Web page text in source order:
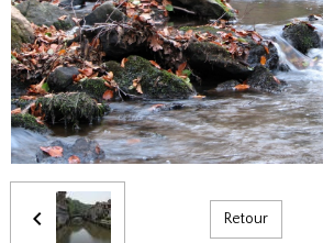
Retour